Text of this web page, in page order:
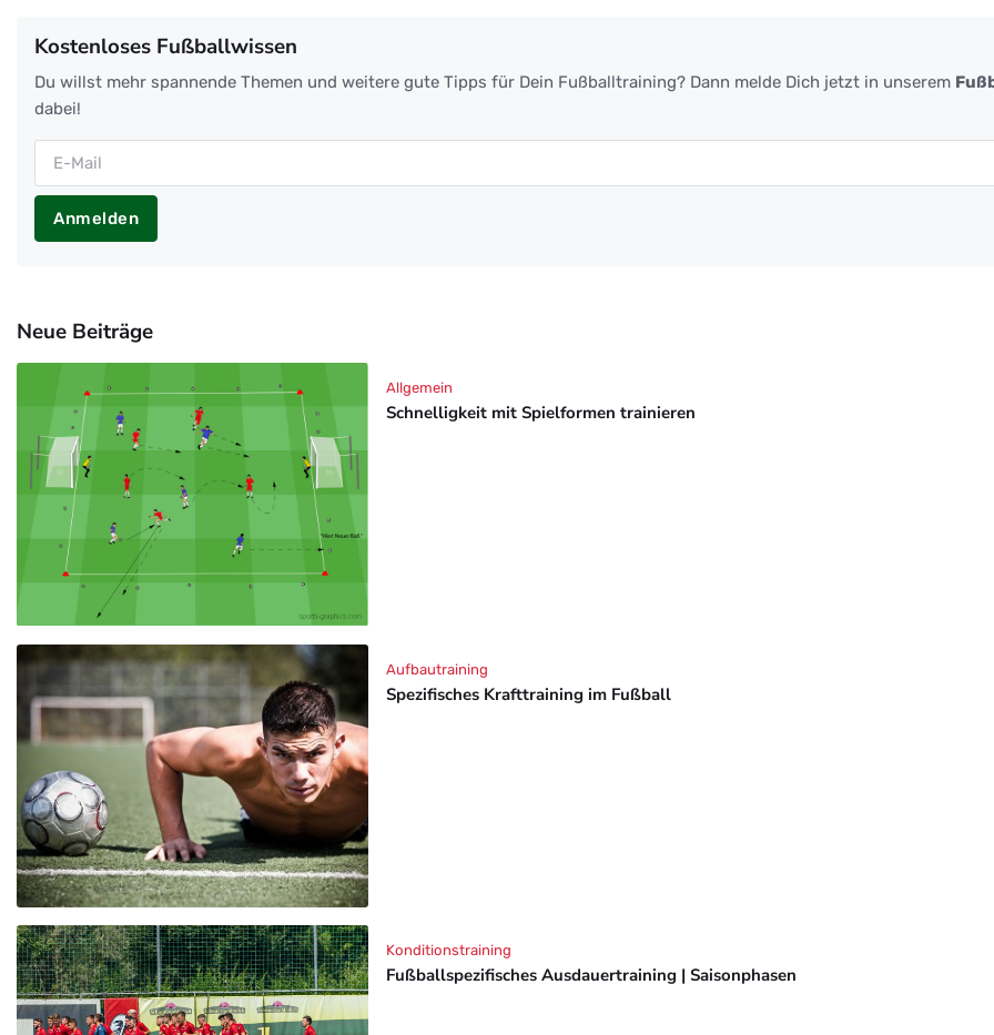
Kostenloses Fußballwissen
Du willst mehr spannende Themen und weitere gute Tipps für Dein Fußballtraining? Dann melde Dich jetzt in unserem
dabei!
Anmelden
Neue Beiträge
Schnelligkeit mit Spielformen trainieren
Allgemein
Spezifisches Krafttraining im Fußball
Aufbautraining
Fußballspezifisches Ausdauertraining | Saisonphasen
Konditionstraining